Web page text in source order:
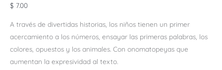
$ 7.00
A través de divertidas historias, los niños tienen un primer
acercamiento a los números, ensayar las primeras palabras, los
colores, opuestos y los animales. Con onomatopeyas que
aumentan la expresividad al texto.